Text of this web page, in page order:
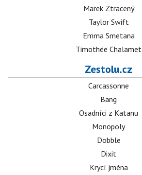
Marek Ztracený
Taylor Swift
Emma Smetana
Timothée Chalamet
Zestolu.cz
Carcassonne
Bang
Osadníci z Katanu
Monopoly
Dobble
Dixit
Krycí jména